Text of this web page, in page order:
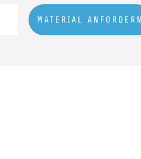
MATERIAL ANFORDERN